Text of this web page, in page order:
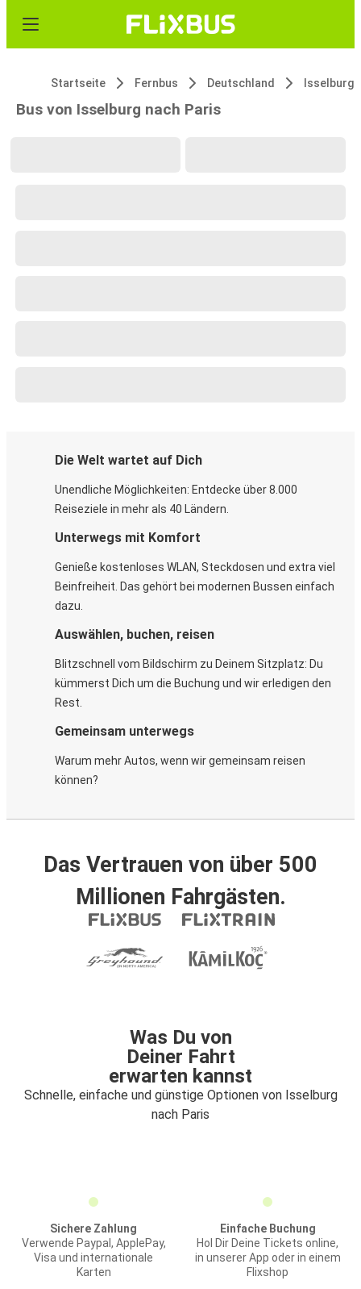
Startseite Fernbus Deutschland Isselburg
Bus von Isselburg nach Paris
Die Welt wartet auf Dich
Unendliche Möglichkeiten: Entdecke über 8.000
Reiseziele in mehr als 40 Ländern.
Unterwegs mit Komfort
Genieße kostenloses WLAN, Steckdosen und extra viel
Beinfreiheit. Das gehört bei modernen Bussen einfach
dazu.
Auswählen, buchen, reisen
Blitzschnell vom Bildschirm zu Deinem Sitzplatz: Du
kümmerst Dich um die Buchung und wir erledigen den
Rest.
Gemeinsam unterwegs
Warum mehr Autos, wenn wir gemeinsam reisen
können?
Das Vertrauen von über 500
Millionen Fahrgästen.
Was Du von
Deiner Fahrt
erwarten kannst
Schnelle, einfache und günstige Optionen von Isselburg
nach Paris
Sichere Zahlung
Verwende Paypal, ApplePay,
Visa und internationale
Karten
Einfache Buchung
Hol Dir Deine Tickets online,
in unserer App oder in einem
Flixshop